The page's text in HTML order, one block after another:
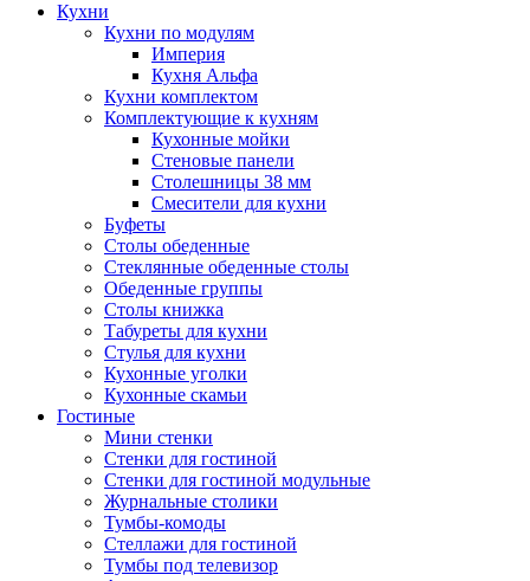
Кухни
Кухни по модулям
Империя
Кухня Альфа
Кухни комплектом
Комплектующие к кухням
Кухонные мойки
Стеновые панели
Столешницы 38 мм
Смесители для кухни
Буфеты
Столы обеденные
Стеклянные обеденные столы
Обеденные группы
Столы книжка
Табуреты для кухни
Стулья для кухни
Кухонные уголки
Кухонные скамьи
Гостиные
Мини стенки
Стенки для гостиной
Стенки для гостиной модульные
Журнальные столики
Тумбы-комоды
Стеллажи для гостиной
Тумбы под телевизор